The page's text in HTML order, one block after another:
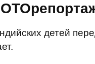
детей